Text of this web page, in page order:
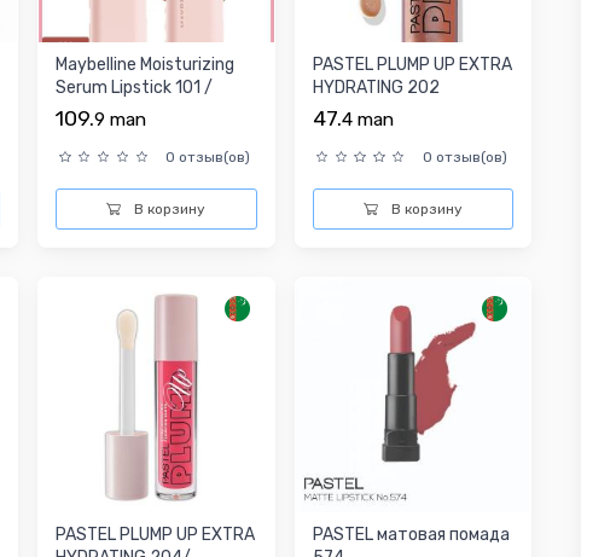
Maybelline Moisturizing
Serum Lipstick 101 /
Губная помада
109.9 man
0 отзыв(ов)
В корзину
PASTEL PLUMP UP EXTRA
HYDRATING 202
47.4 man
0 отзыв(ов)
В корзину
PASTEL PLUMP UP EXTRA
PASTEL матовая помада